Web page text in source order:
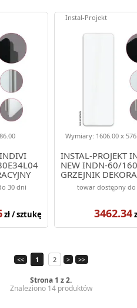
BIAŁY
30 dni
zł / sztukę
INSTAL-PROJEKT
NEW INDN-60/
GRZEJNIK
1606/576 KOLOR
(ELEGANTE)
Wymiary: 1606.00 x
Instal-Projekt
towar dostępny do
3462.34
<< 1 2 > >>
Strona 1 z 2.
Znaleziono 14 produktów